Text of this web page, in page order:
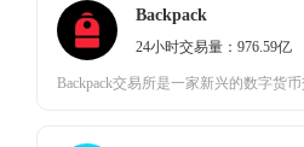
Backpack
24小时交易量：976.59亿